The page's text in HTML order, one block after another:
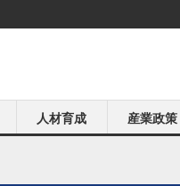
人材育成 産業政策